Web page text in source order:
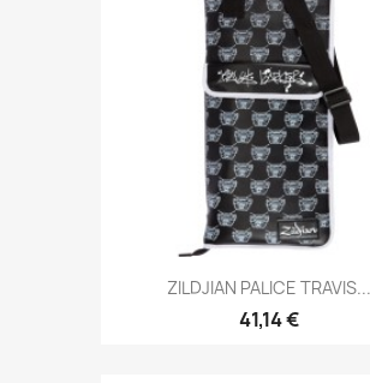
ZILDJIAN PALICE TRAVIS...
41,14 €